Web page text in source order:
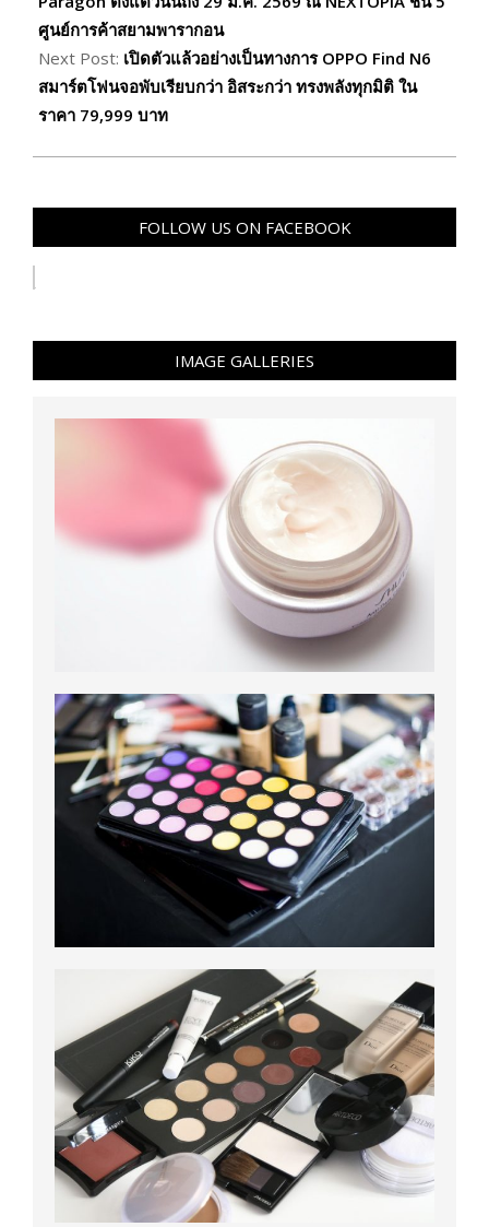
ศูนย์การค้าสยามพารากอน
Next Post: เปิดตัวแล้วอย่างเป็นทางการ OPPO Find N6
สมาร์ตโฟนจอพับเรียบกว่า อิสระกว่า ทรงพลังทุกมิติ ใน
ราคา 79,999 บาท
FOLLOW US ON FACEBOOK
IMAGE GALLERIES